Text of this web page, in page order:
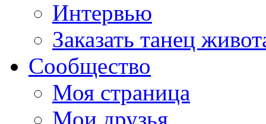
Интервью
Заказать танец
Сообщество
Моя страница